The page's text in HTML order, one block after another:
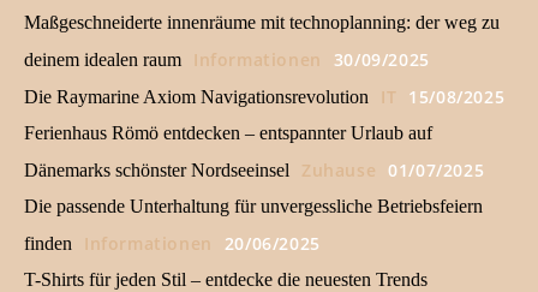
Maßgeschneiderte innenräume mit technoplanning: der weg zu
deinem idealen raum
Informationen 30/09/2025
Die Raymarine Axiom Navigationsrevolution IT 15/08/2025
Ferienhaus Römö entdecken – entspannter Urlaub auf
Dänemarks schönster Nordseeinsel
Zuhause 01/07/2025
Die passende Unterhaltung für unvergessliche Betriebsfeiern
finden
Informationen 20/06/2025
T-Shirts für jeden Stil – entdecke die neuesten Trends